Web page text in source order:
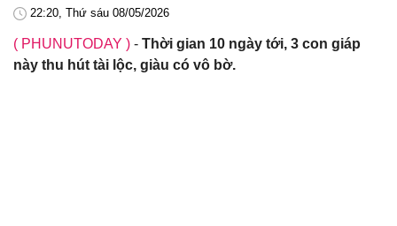
22:20, Thứ sáu 08/05/2026
( PHUNUTODAY ) - Thời gian 10 ngày tới, 3 con giáp
này thu hút tài lộc, giàu có vô bờ.